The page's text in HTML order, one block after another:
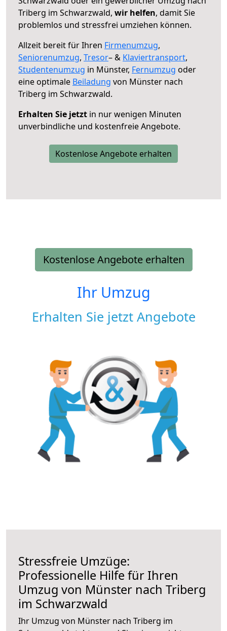
Triberg im Schwarzwald, wir helfen, damit Sie
problemlos und stressfrei umziehen können.
Allzeit bereit für Ihren Firmenumzug,
Seniorenumzug, Tresor– & Klaviertransport,
Studentenumzug in Münster, Fernumzug oder
eine optimale Beiladung von Münster nach
Triberg im Schwarzwald.
Erhalten Sie jetzt in nur wenigen Minuten
unverbindliche und kostenfreie Angebote.
Kostenlose Angebote erhalten
Kostenlose Angebote erhalten
Ihr Umzug
Erhalten Sie jetzt Angebote
Stressfreie Umzüge:
Professionelle Hilfe für Ihren
Umzug von Münster nach Triberg
im Schwarzwald
Ihr Umzug von Münster nach Triberg im